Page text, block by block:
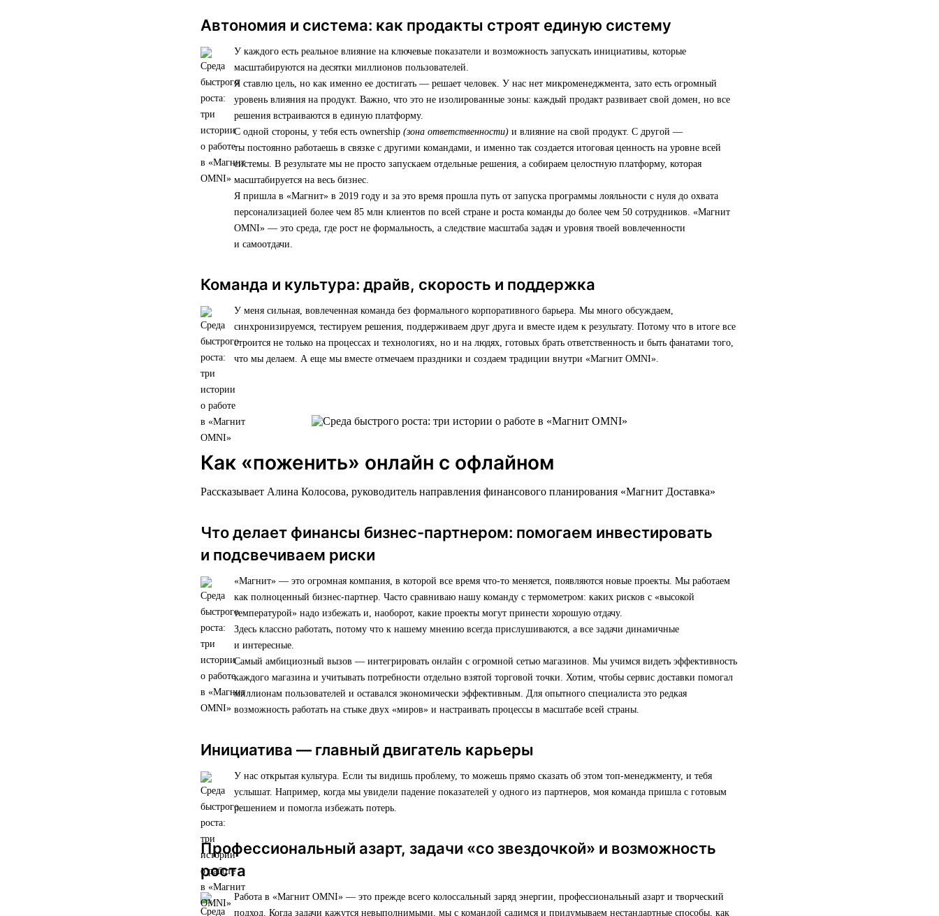
Автономия и система: как продакты строят единую систему
У каждого есть реальное влияние на ключевые показатели и возможность запускать инициативы, которые
масштабируются на десятки миллионов пользователей.
Я ставлю цель, но как именно ее достигать — решает человек. У нас нет микроменеджмента, зато есть огромный
уровень влияния на продукт. Важно, что это не изолированные зоны: каждый продакт развивает свой домен, но все
решения встраиваются в единую платформу.
С одной стороны, у тебя есть ownership (зона ответственности) и влияние на свой продукт. С другой —
ты постоянно работаешь в связке с другими командами, и именно так создается итоговая ценность на уровне всей
системы. В результате мы не просто запускаем отдельные решения, а собираем целостную платформу, которая
масштабируется на весь бизнес.
Я пришла в «Магнит» в 2019 году и за это время прошла путь от запуска программы лояльности с нуля до охвата
персонализацией более чем 85 млн клиентов по всей стране и роста команды до более чем 50 сотрудников. «Магнит
OMNI» — это среда, где рост не формальность, а следствие масштаба задач и уровня твоей вовлеченности
и самоотдачи.
Команда и культура: драйв, скорость и поддержка
У меня сильная, вовлеченная команда без формального корпоративного барьера. Мы много обсуждаем,
синхронизируемся, тестируем решения, поддерживаем друг друга и вместе идем к результату. Потому что в итоге все
строится не только на процессах и технологиях, но и на людях, готовых брать ответственность и быть фанатами того,
что мы делаем. А еще мы вместе отмечаем праздники и создаем традиции внутри «Магнит OMNI».
Как «поженить» онлайн с офлайном
Рассказывает Алина Колосова, руководитель направления финансового планирования «Магнит Доставка»
Что делает финансы бизнес-партнером: помогаем инвестировать
и подсвечиваем риски
«Магнит» — это огромная компания, в которой все время что-то меняется, появляются новые проекты. Мы работаем
как полноценный бизнес-партнер. Часто сравниваю нашу команду с термометром: каких рисков с «высокой
температурой» надо избежать и, наоборот, какие проекты могут принести хорошую отдачу.
Здесь классно работать, потому что к нашему мнению всегда прислушиваются, а все задачи динамичные
и интересные.
Самый амбициозный вызов — интегрировать онлайн с огромной сетью магазинов. Мы учимся видеть эффективность
каждого магазина и учитывать потребности отдельно взятой торговой точки. Хотим, чтобы сервис доставки помогал
миллионам пользователей и оставался экономически эффективным. Для опытного специалиста это редкая
возможность работать на стыке двух «миров» и настраивать процессы в масштабе всей страны.
Инициатива — главный двигатель карьеры
У нас открытая культура. Если ты видишь проблему, то можешь прямо сказать об этом топ-менеджменту, и тебя
услышат. Например, когда мы увидели падение показателей у одного из партнеров, моя команда пришла с готовым
решением и помогла избежать потерь.
Профессиональный азарт, задачи «со звездочкой» и возможность
роста
Работа в «Магнит OMNI» — это прежде всего колоссальный заряд энергии, профессиональный азарт и творческий
подход. Когда задачи кажутся невыполнимыми, мы с командой садимся и придумываем нестандартные способы, как